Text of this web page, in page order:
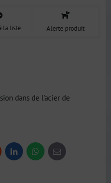
la liste Alerte produit
dans de l'acier de
LinkedInWhatsApp
E-
mail